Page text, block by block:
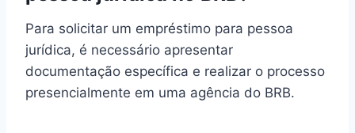
Para solicitar um empréstimo para pessoa
jurídica, é necessário apresentar
documentação específica e realizar o processo
presencialmente em uma agência do BRB.